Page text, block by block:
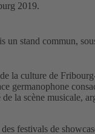
2019.
stand commun,
la culture de
germanophone
la scène
festivals de